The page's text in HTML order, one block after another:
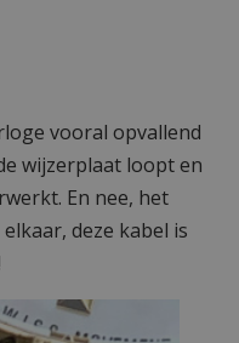
vooral opvallend
wijzerplaat loopt en
En nee, het
deze kabel is